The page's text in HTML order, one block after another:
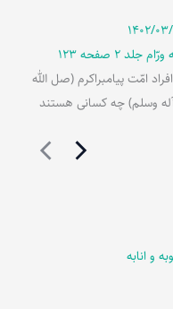
۰۳/۲۱
جلد 2 صفحه 123
امّت پیامبراکرم (صل الله
وسلم) چه کسانی هستند